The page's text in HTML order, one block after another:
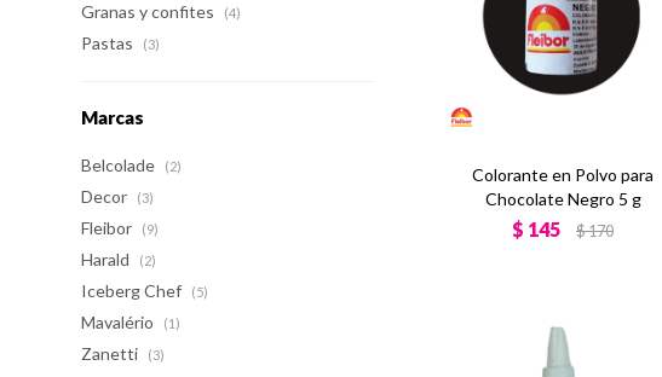
Colorante en Polvo para
Chocolate Negro 5 g
$ 145 $170
Granas y confites (4)
Pastas (3)
Marcas
Belcolade (2)
Decor (3)
Fleibor (9)
Harald (2)
Iceberg Chef (5)
Mavalério (1)
Zanetti (3)